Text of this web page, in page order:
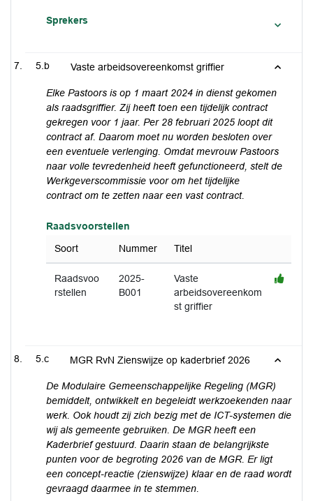
Sprekers
5.b Vaste arbeidsovereenkomst griffier
Elke Pastoors is op 1 maart 2024 in dienst gekomen
als raadsgriffier. Zij heeft toen een tijdelijk contract
gekregen voor 1 jaar. Per 28 februari 2025 loopt dit
contract af. Daarom moet nu worden besloten over
een eventuele verlenging. Omdat mevrouw Pastoors
naar volle tevredenheid heeft gefunctioneerd, stelt de
Werkgeverscommissie voor om het tijdelijke
contract om te zetten naar een vast contract.
Raadsvoorstellen
Soort
Nummer Titel
Raadsvoo
rstellen
2025-
B001
Vaste
arbeidsovereenkom
st griffier
5.c MGR RvN Zienswijze op kaderbrief 2026
De Modulaire Gemeenschappelijke Regeling (MGR)
bemiddelt, ontwikkelt en begeleidt werkzoekenden naar
werk. Ook houdt zij zich bezig met de ICT-systemen die
wij als gemeente gebruiken. De MGR heeft een
Kaderbrief gestuurd. Daarin staan de belangrijkste
punten voor de begroting 2026 van de MGR. Er ligt
een concept-reactie (zienswijze) klaar en de raad wordt
gevraagd daarmee in te stemmen.